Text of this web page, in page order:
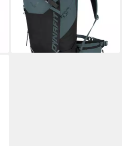
Dynafit
152,00 €
lieferbar - in 2-3 Werktagen bei dir